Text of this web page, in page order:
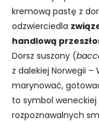
kremową pastę z
odzwierciedla
handlową
Dorsz suszony (
z dalekiej Norwegii
marynować,
to symbol weneckiej
rozpoznawalnych